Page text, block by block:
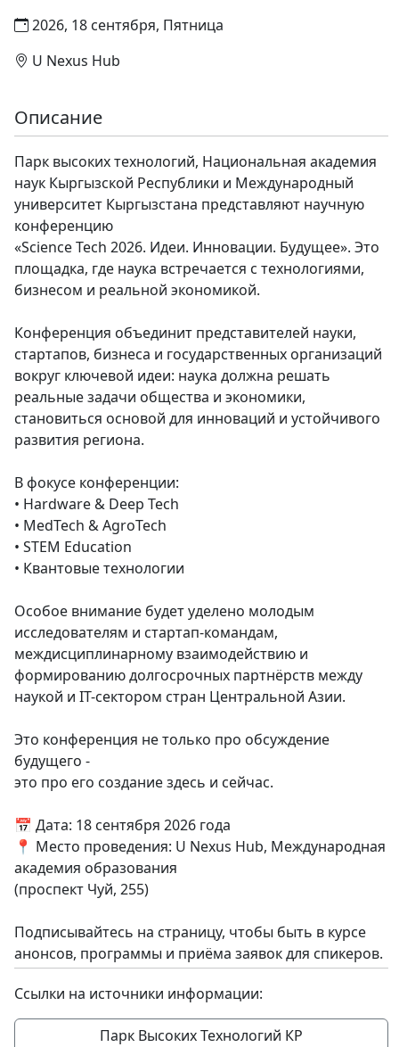
2026, 18 сентября, Пятница
U Nexus Hub
Описание
Парк высоких технологий, Национальная академия
наук Кыргызской Республики и Международный
университет Кыргызстана представляют научную
конференцию
«Science Tech 2026. Идеи. Инновации. Будущее». Это
площадка, где наука встречается с технологиями,
бизнесом и реальной экономикой.
Конференция объединит представителей науки,
стартапов, бизнеса и государственных организаций
вокруг ключевой идеи: наука должна решать
реальные задачи общества и экономики,
становиться основой для инноваций и устойчивого
развития региона.
В фокусе конференции:
• Hardware & Deep Tech
• MedTech & AgroTech
• STEM Education
• Квантовые технологии
Особое внимание будет уделено молодым
исследователям и стартап-командам,
междисциплинарному взаимодействию и
формированию долгосрочных партнёрств между
наукой и IT-сектором стран Центральной Азии.
Это конференция не только про обсуждение
будущего -
это про его создание здесь и сейчас.
📅 Дата: 18 сентября 2026 года
📍 Место проведения: U Nexus Hub, Международная
академия образования
(проспект Чуй, 255)
Подписывайтесь на страницу, чтобы быть в курсе
анонсов, программы и приёма заявок для спикеров.
Ссылки на источники информации:
Парк Высоких Технологий КР